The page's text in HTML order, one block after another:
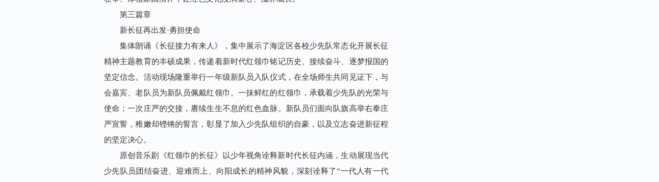
第三篇章
新长征再出发·勇担使命
集体朗诵《长征接力有来人》，集中展示了海淀区各校少先队常态化开展长征
精神主题教育的丰硕成果，传递着新时代红领巾铭记历史、接续奋斗、逐梦报国的
坚定信念。活动现场隆重举行一年级新队员入队仪式，在全场师生共同见证下，与
会嘉宾、老队员为新队员佩戴红领巾。一抹鲜红的红领巾，承载着少先队的光荣与
使命；一次庄严的交接，赓续生生不息的红色血脉。新队员们面向队旗高举右拳庄
严宣誓，稚嫩却铿锵的誓言，彰显了加入少先队组织的自豪，以及立志奋进新征程
的坚定决心。
原创音乐剧《红领巾的长征》以少年视角诠释新时代长征内涵，生动展现当代
少先队员团结奋进、迎难而上、向阳成长的精神风貌，深刻诠释了“一代人有一代